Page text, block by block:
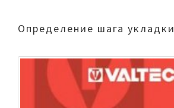
Определение шага укладки